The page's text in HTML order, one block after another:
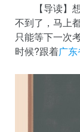
【导读】想
不到了，马上
只能等下一次
时候?跟着广